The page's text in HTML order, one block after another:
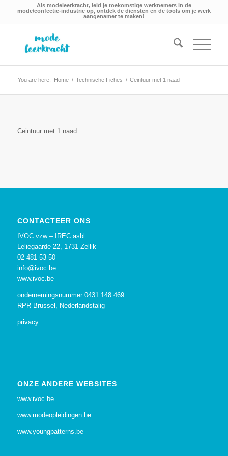
Als modeleerkracht, leid je toekomstige werknemers in de
mode/confectie-industrie op, ontdek de diensten en de tools om je werk
aangenamer te maken!
You are here: Home / Technische Fiches / Ceintuur met 1 naad
Ceintuur met 1 naad
CONTACTEER ONS
IVOC vzw – IREC asbl
Leliegaarde 22, 1731 Zellik
02 481 53 50
info@ivoc.be
www.ivoc.be
ondernemingsnummer 0431 148 469
RPR Brussel, Nederlandstalig
privacy
ONZE ANDERE WEBSITES
www.ivoc.be
www.modeopleidingen.be
www.youngpatterns.be